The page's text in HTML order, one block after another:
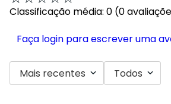
Classificação média: 0 (0
Faça login para escrever uma
Mais recentes Todos